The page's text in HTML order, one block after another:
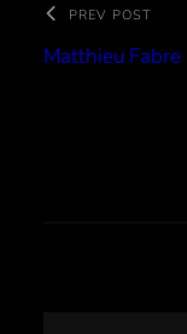
PREV POST
Matthieu